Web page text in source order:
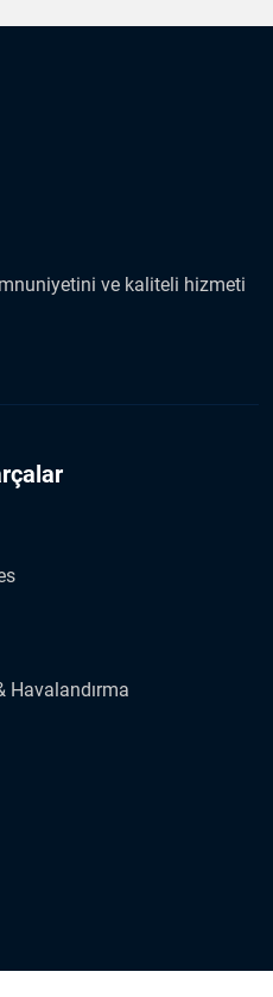
ve kaliteli hizmeti
Havalandırma